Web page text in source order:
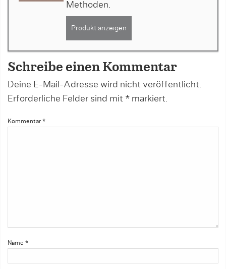
Methoden.
Produkt anzeigen
Schreibe einen Kommentar
Deine E-Mail-Adresse wird nicht veröffentlicht.
Erforderliche Felder sind mit * markiert.
Kommentar *
Name *